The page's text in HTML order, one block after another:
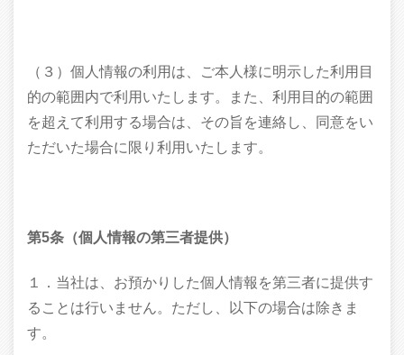
（３）個人情報の利用は、ご本人様に明示した利用目
的の範囲内で利用いたします。また、利用目的の範囲
を超えて利用する場合は、その旨を連絡し、同意をい
ただいた場合に限り利用いたします。
第5条（個人情報の第三者提供）
１．当社は、お預かりした個人情報を第三者に提供す
ることは行いません。ただし、以下の場合は除きま
す。